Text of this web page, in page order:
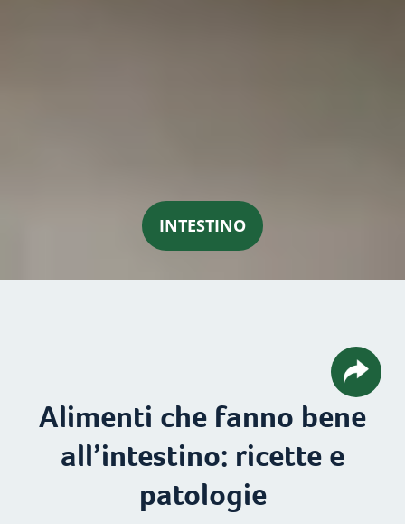
INTESTINO
Alimenti che fanno bene
all’intestino: ricette e
patologie